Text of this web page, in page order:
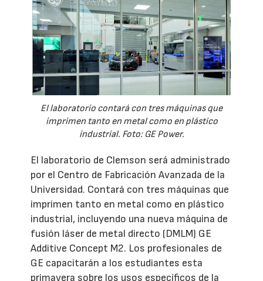
El laboratorio contará con tres máquinas que
imprimen tanto en metal como en plástico
industrial. Foto: GE Power.
El laboratorio de Clemson será administrado
por el Centro de Fabricación Avanzada de la
Universidad. Contará con tres máquinas que
imprimen tanto en metal como en plástico
industrial, incluyendo una nueva máquina de
fusión láser de metal directo (DMLM) GE
Additive Concept M2. Los profesionales de
GE capacitarán a los estudiantes esta
primavera sobre los usos específicos de la